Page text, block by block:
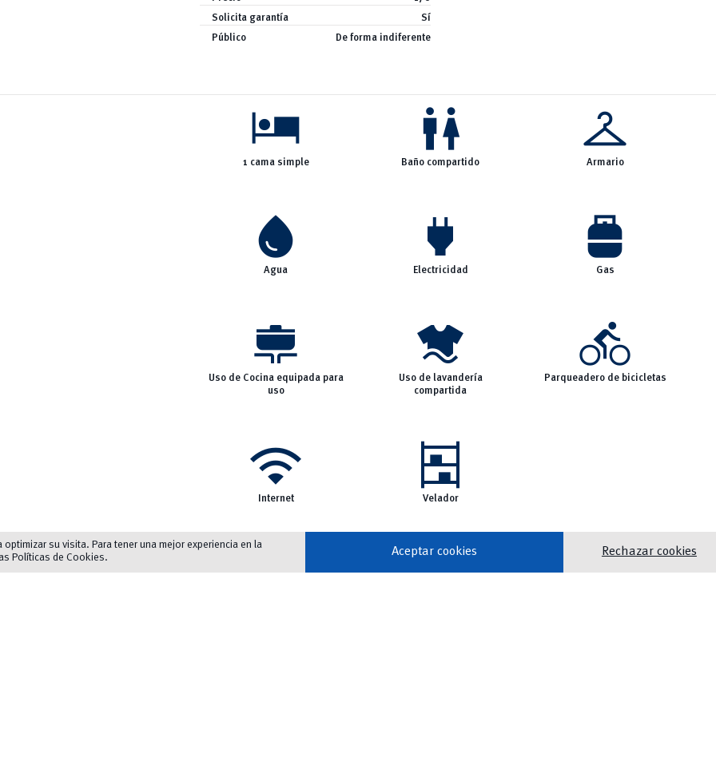
Solicita garantía
Sí
Público
De forma indiferente
hotel
1 cama simple
wc
Baño compartido
checkroom
Armario
water_drop
Agua
power
Electricidad
propane_tank
Gas
cooking
Uso de Cocina equipada para
uso
laundry
Uso de lavandería
compartida
directions_bike
Parqueadero de bicicletas
wifi
Internet
shelves
Velador
su visita. Para tener una mejor experiencia en la
Políticas de Cookies. Aceptar cookies Rechazar cookies